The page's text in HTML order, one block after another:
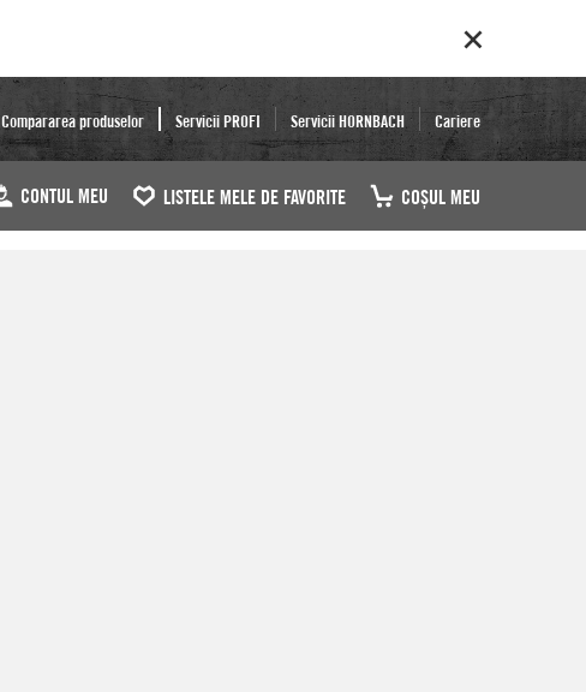
Compararea produselor Servicii PROFI Servicii HORNBACH Cariere
CONTUL MEU LISTELE MELE DE FAVORITE COŞUL MEU